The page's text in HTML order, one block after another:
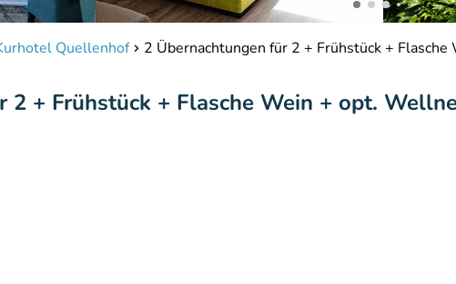
Quellenhof 2 Übernachtungen für 2 + Frühstück +
2 + Frühstück + Flasche Wein + opt.